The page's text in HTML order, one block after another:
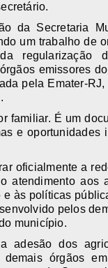
da Secretaria
um trabalho de
regularização
emissores
pela Emater-
familiar. É um
e oportunidades
oficialmente a
atendimento aos
às políticas
pelos
município.
adesão dos
órgãos